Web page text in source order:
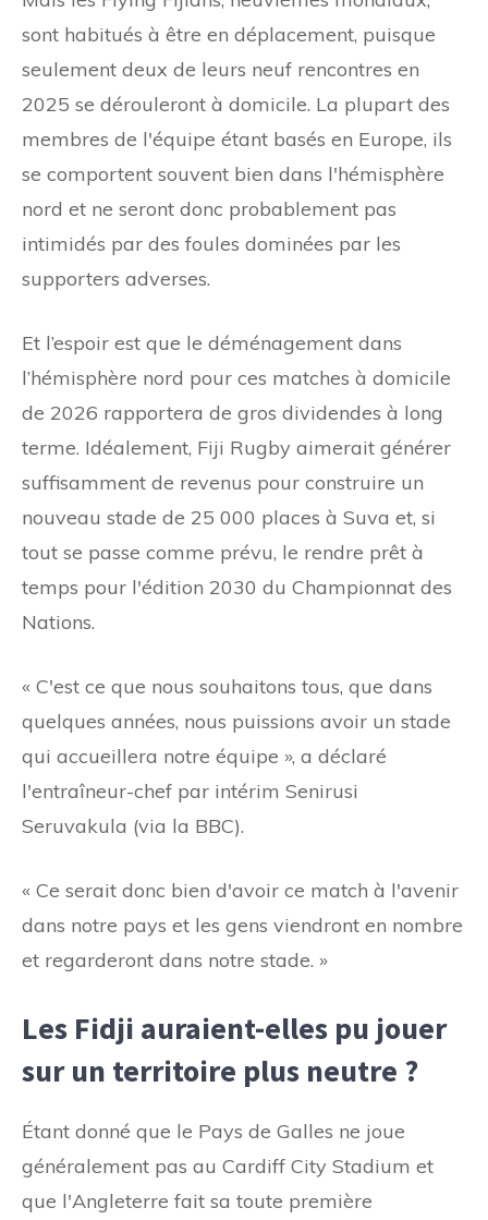
sont habitués à être en déplacement, puisque
seulement deux de leurs neuf rencontres en
2025 se dérouleront à domicile. La plupart des
membres de l'équipe étant basés en Europe, ils
se comportent souvent bien dans l'hémisphère
nord et ne seront donc probablement pas
intimidés par des foules dominées par les
supporters adverses.
Et l’espoir est que le déménagement dans
l’hémisphère nord pour ces matches à domicile
de 2026 rapportera de gros dividendes à long
terme. Idéalement, Fiji Rugby aimerait générer
suffisamment de revenus pour construire un
nouveau stade de 25 000 places à Suva et, si
tout se passe comme prévu, le rendre prêt à
temps pour l'édition 2030 du Championnat des
Nations.
« C'est ce que nous souhaitons tous, que dans
quelques années, nous puissions avoir un stade
qui accueillera notre équipe », a déclaré
l'entraîneur-chef par intérim Senirusi
Seruvakula (via la BBC).
« Ce serait donc bien d'avoir ce match à l'avenir
dans notre pays et les gens viendront en nombre
et regarderont dans notre stade. »
Les Fidji auraient-elles pu jouer
sur un territoire plus neutre ?
Étant donné que le Pays de Galles ne joue
généralement pas au Cardiff City Stadium et
que l'Angleterre fait sa toute première